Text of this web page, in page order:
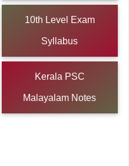
10th Level Exam
Syllabus
Kerala PSC
Malayalam Notes